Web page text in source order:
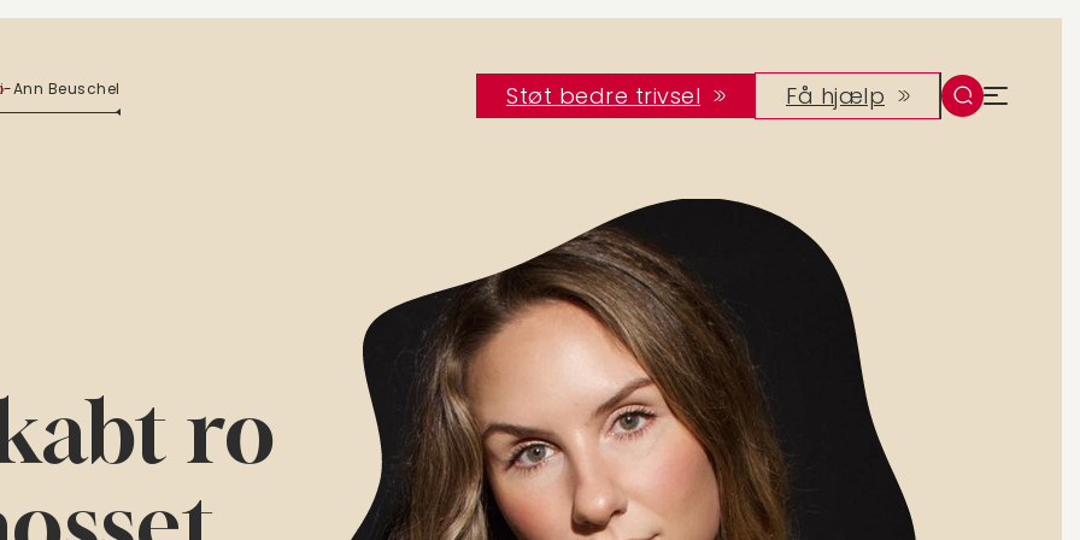
Ann Beuschel Støt bedre trivsel Få hjælp
ro